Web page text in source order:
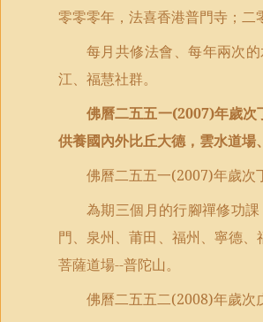
零零零年，法喜香港普門寺；
每月共修法會、每年兩次
江、福慧社群。
佛曆二五五一(2007)年歲次
供養國內外比丘大德，雲水道
佛曆二五五一(2007)年歲次
為期三個月的行腳禪修功
門、泉州、莆田、福州、寧德、
菩薩道場--普陀山。
佛曆二五五二(2008)年歲次